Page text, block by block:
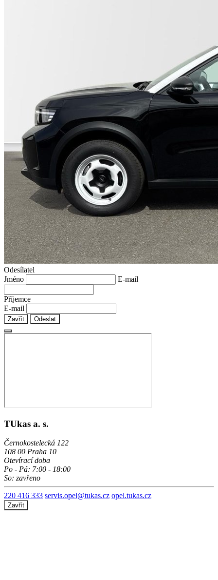
Odesílatel
Jméno
E-mail
Příjemce
E-mail
Zavřít Odeslat
TUkas a. s.
Černokostelecká 122
108 00 Praha 10
Otevírací doba
Po - Pá: 7:00 - 18:00
So: zavřeno
220 416 333 servis.opel@tukas.cz opel.tukas.cz
Zavřít